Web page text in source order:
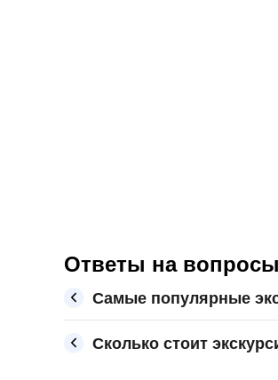
Ответы на
Самые популярные
Сколько стоит